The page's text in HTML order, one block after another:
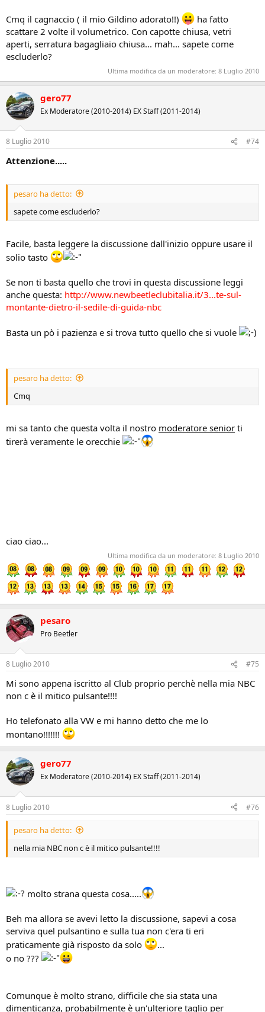
Cmq il cagnaccio ( il mio Gildino adorato!!)
ha fatto
scattare 2 volte il volumetrico. Con capotte chiusa, vetri
aperti, serratura bagagliaio chiusa... mah... sapete come
escluderlo?
Ultima modifica da un moderatore: 8 Luglio 2010
gero77
Ex Moderatore (2010-2014) EX Staff (2011-2014)
8 Luglio 2010 #74
Attenzione.....
pesaro ha detto:
sapete come escluderlo?
Facile, basta leggere la discussione dall'inizio oppure usare il
solio tasto
Se non ti basta quello che trovi in questa discussione leggi
anche questa: http://www.newbeetleclubitalia.it/3...te-sul-
montante-dietro-il-sedile-di-guida-nbc
Basta un pò i pazienza e si trova tutto quello che si vuole
pesaro ha detto:
Cmq
mi sa tanto che questa volta il nostro moderatore senior ti
tirerà veramente le orecchie
ciao ciao...
Ultima modifica da un moderatore: 8 Luglio 2010
pesaro
Pro Beetler
8 Luglio 2010 #75
Mi sono appena iscritto al Club proprio perchè nella mia NBC
non c è il mitico pulsante!!!!
Ho telefonato alla VW e mi hanno detto che me lo
montano!!!!!!!
gero77
Ex Moderatore (2010-2014) EX Staff (2011-2014)
8 Luglio 2010 #76
pesaro ha detto:
nella mia NBC non c è il mitico pulsante!!!!
molto strana questa cosa.....
Beh ma allora se avevi letto la discussione, sapevi a cosa
serviva quel pulsantino e sulla tua non c'era ti eri
praticamente già risposto da solo
...
o no ???
Comunque è molto strano, difficile che sia stata una
dimenticanza, probabilmente è un'ulteriore taglio per